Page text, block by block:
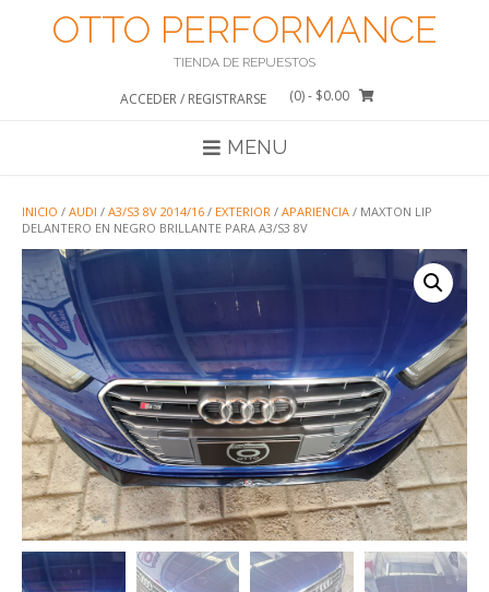
OTTO PERFORMANCE
TIENDA DE REPUESTOS
ACCEDER / REGISTRARSE (0)- $0.00
MENU
INICIO / AUDI / A3/S3 8V 2014/16 / EXTERIOR / APARIENCIA / MAXTON LIP
DELANTERO EN NEGRO BRILLANTE PARA A3/S3 8V